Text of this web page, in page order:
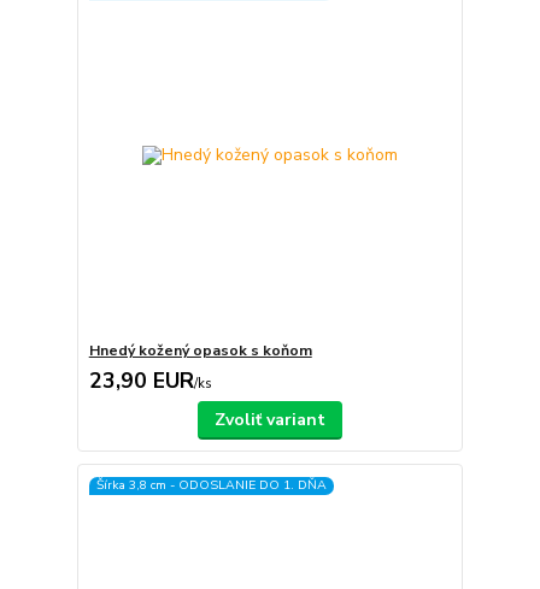
Hnedý kožený opasok s koňom
23,90 EUR/ks
Zvoliť variant
Šírka 3,8 cm - ODOSLANIE DO 1. DŇA